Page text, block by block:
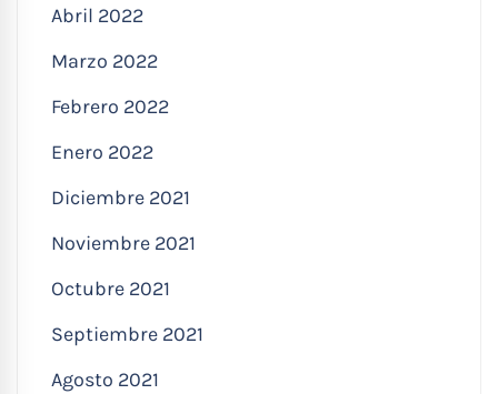
Abril 2022
Marzo 2022
Febrero 2022
Enero 2022
Diciembre 2021
Noviembre 2021
Octubre 2021
Septiembre 2021
Agosto 2021